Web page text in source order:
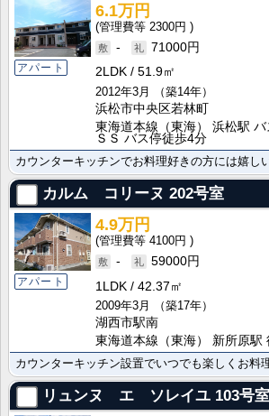
アパート
6.1万円
2300円
-
71000円
2LDK
51.9㎡
2012年3月
（築14年）
浜松市中央区若林町
東海道本線（東海） 浜松駅
ＳＳ バス停徒歩4分
カルム コリーヌ 202号室
アパート
4.9万円
4100円
-
59000円
1LDK
42.37㎡
2009年3月
（築17年）
湖西市駅南
東海道本線（東海） 新所原駅
リュンヌ エ ソレイユ 103号室